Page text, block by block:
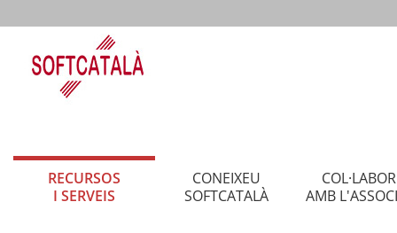
RECURSOS
I SERVEIS
CONEIXEU
SOFTCATALÀ
AMB